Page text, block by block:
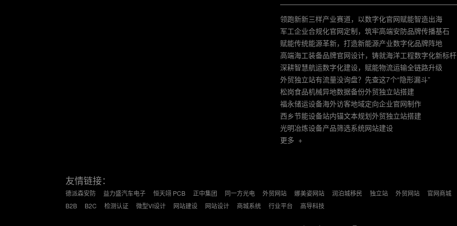
领跑新新三样产业赛道，以数字化官网赋能智造出海
军工企业合规化官网定制，筑牢高端安防品牌传播基石
赋能传统能源革新，打造新能源产业数字化品牌阵地
高端海工装备品牌官网设计，铸就海洋工程数字化新标杆
深耕智慧航运数字化建设，赋能物流运输全链路升级
外贸独立站有流量没询盘？先查这7个“隐形漏斗”
松岗食品机械异地数据备份外贸独立站搭建
福永储运设备海外访客地域定向企业官网制作
西乡节能设备站内锚文本规划外贸独立站搭建
光明冶炼设备产品筛选系统网站建设
更多 +
友情链接：
德派森安防 益力盛汽车电子 恒天翊 PCB 正中集团 同一方光电 外贸网站 娜美姿网站 润泊城移民 独立站 外贸网站 官网商城
B2B
B2C 检测认证 微型VI设计 网站建设 网站设计 商城系统 行业平台 高导科技